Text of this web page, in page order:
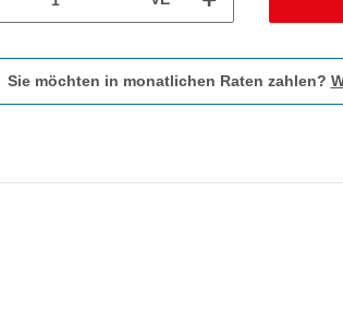
Sie möchten in monatlichen Raten zahlen?